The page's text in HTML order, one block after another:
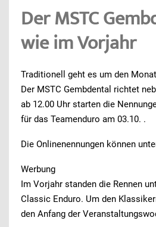
Der MSTC
wie im Vorjahr
Traditionell geht es um den
Der MSTC Gembdental richtet
ab 12.00 Uhr starten die
für das Teamenduro am 03.10. .
Die Onlinenennungen können
Werbung
Im Vorjahr standen die Rennen
Classic Enduro. Um den
den Anfang der